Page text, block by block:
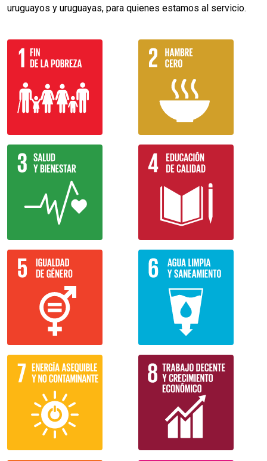
uruguayos y uruguayas, para quienes estamos al servicio.